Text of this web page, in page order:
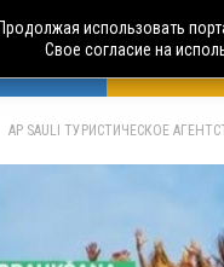
AP SAULI ТУРИСТИЧЕСКОЕ
Продолжая использовать
Свое согласие на